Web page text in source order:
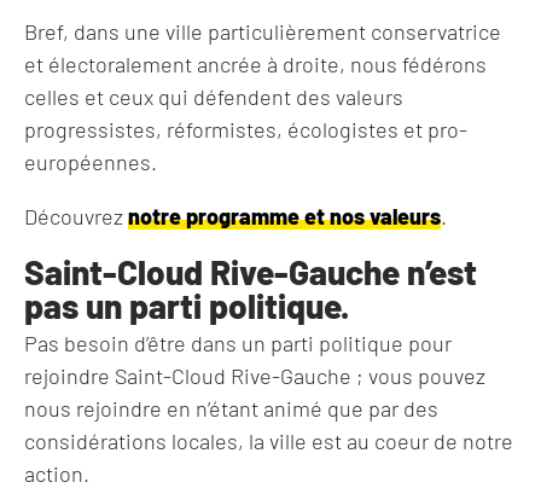
Bref, dans une ville particulièrement conservatrice
et électoralement ancrée à droite, nous fédérons
celles et ceux qui défendent des valeurs
progressistes, réformistes, écologistes et pro-
européennes.
Découvreznotre programme et nos valeurs.
Saint-Cloud Rive-Gauche n’est
pas un parti politique.
Pas besoin d’être dans un parti politique pour
rejoindre Saint-Cloud Rive-Gauche ; vous pouvez
nous rejoindre en n’étant animé que par des
considérations locales, la ville est au coeur de notre
action.